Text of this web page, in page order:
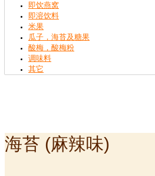
即饮燕窝
即溶饮料
米果
瓜子，海苔及糖果
酸梅，酸梅粉
调味料
其它
海苔 (麻辣味)